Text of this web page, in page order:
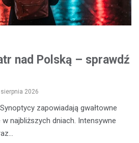
nad Polską – sprawdź
2026
zapowiadają gwałtowne
najbliższych dniach. Intensywne